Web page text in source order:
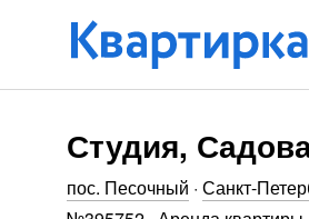
Студия,
пос. Песочный · Санкт-